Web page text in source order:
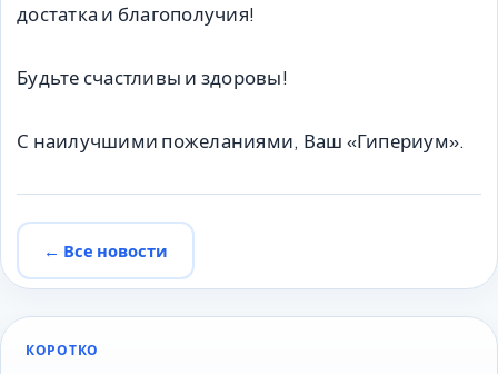
достатка и благополучия!
Будьте счастливы и здоровы!
С наилучшими пожеланиями, Ваш «Гипериум».
← Все новости
КОРОТКО